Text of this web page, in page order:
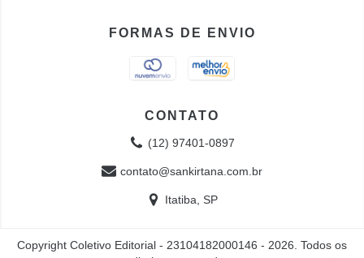
FORMAS DE ENVIO
CONTATO
(12) 97401-0897
contato@sankirtana.com.br
Itatiba, SP
Copyright Coletivo Editorial - 23104182000146 - 2026. Todos os